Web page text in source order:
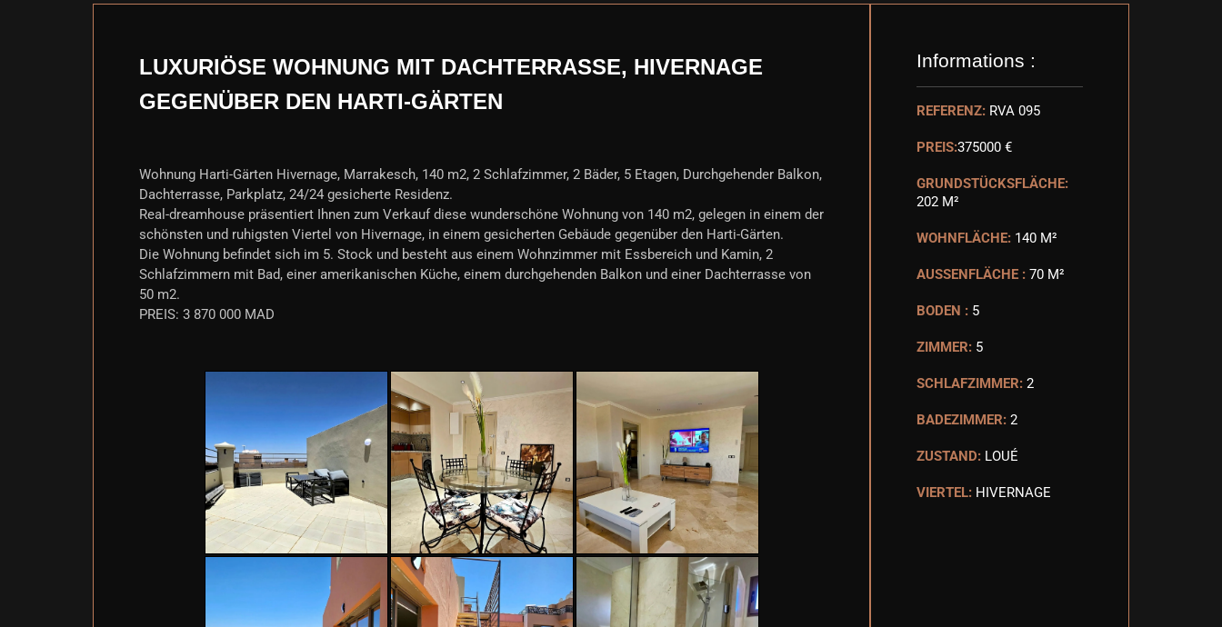
LUXURIÖSE WOHNUNG MIT DACHTERRASSE, HIVERNAGE
GEGENÜBER DEN HARTI-GÄRTEN
Wohnung Harti-Gärten Hivernage, Marrakesch, 140 m2, 2 Schlafzimmer, 2 Bäder, 5 Etagen, Durchgehender Balkon,
Dachterrasse, Parkplatz, 24/24 gesicherte Residenz.
Real-dreamhouse präsentiert Ihnen zum Verkauf diese wunderschöne Wohnung von 140 m2, gelegen in einem der
schönsten und ruhigsten Viertel von Hivernage, in einem gesicherten Gebäude gegenüber den Harti-Gärten.
Die Wohnung befindet sich im 5. Stock und besteht aus einem Wohnzimmer mit Essbereich und Kamin, 2
Schlafzimmern mit Bad, einer amerikanischen Küche, einem durchgehenden Balkon und einer Dachterrasse von
50 m2.
PREIS: 3 870 000 MAD
Informations :
REFERENZ: RVA 095
PREIS:375000 €
GRUNDSTÜCKSFLÄCHE:
202 M²
WOHNFLÄCHE: 140 M²
AUSSENFLÄCHE : 70 M²
BODEN : 5
ZIMMER: 5
SCHLAFZIMMER: 2
BADEZIMMER: 2
ZUSTAND: LOUÉ
VIERTEL: HIVERNAGE